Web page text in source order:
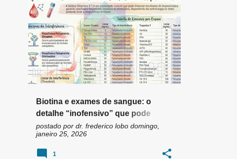
n
s
Biotina e exames de sangue: o
detalhe “inofensivo” que pode
distorcer resultados e atrasar
diagnósticos
postado por dr. frederico lobo domingo,
janeiro 25, 2026
BIOTINA +6
1